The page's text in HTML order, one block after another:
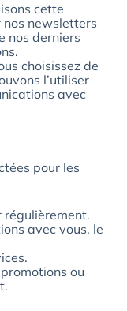
cette
newsletters
nos derniers
choisissez de
l’utiliser
avec
pour les
régulièrement.
avec vous, le
ou